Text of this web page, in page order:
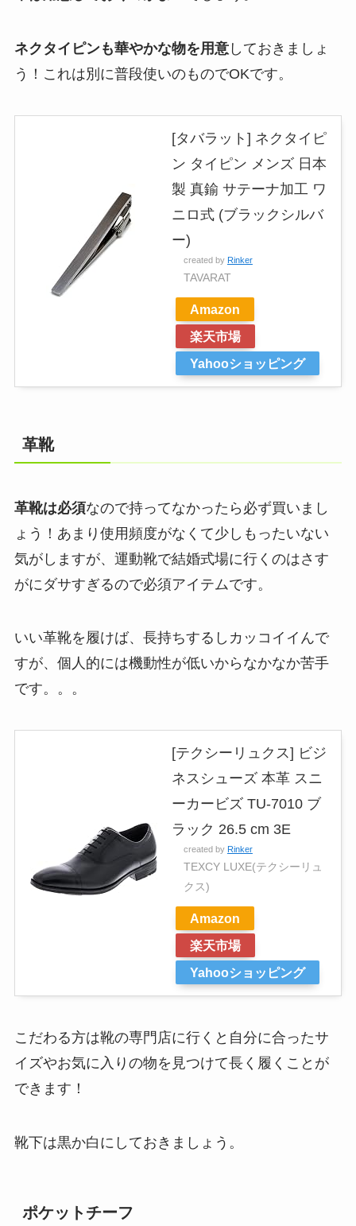
ネクタイピンも華やかな物を用意しておきましょ
う！これは別に普段使いのものでOKです。
[タバラット] ネクタイピ
ン タイピン メンズ 日本
製 真鍮 サテーナ加工 ワ
ニロ式 (ブラックシルバ
ー)
created by Rinker
TAVARAT
Amazon
楽天市場
Yahooショッピング
革靴
革靴は必須なので持ってなかったら必ず買いまし
ょう！ あまり使用頻度がなくて少しもったいない
気がしますが、運動靴で結婚式場に行くのはさす
がにダサすぎるので必須アイテムです。
いい革靴を履けば、長持ちするしカッコイイんで
すが、個人的には機動性が低いからなかなか苦手
です。。。
[テクシーリュクス] ビジ
ネスシューズ 本革 スニ
ーカービズ TU-7010 ブ
ラック 26.5 cm 3E
created by Rinker
TEXCY LUXE(テクシーリュ
クス)
Amazon
楽天市場
Yahooショッピング
こだわる方は靴の専門店に行くと自分に合ったサ
イズやお気に入りの物を見つけて長く履くことが
できます！
靴下は黒か白にしておきましょう。
ポケットチーフ